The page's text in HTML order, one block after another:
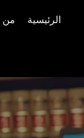
الرئيسية من